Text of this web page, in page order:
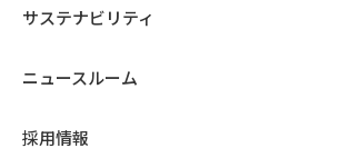
サステナビリティ
ニュースルーム
採用情報